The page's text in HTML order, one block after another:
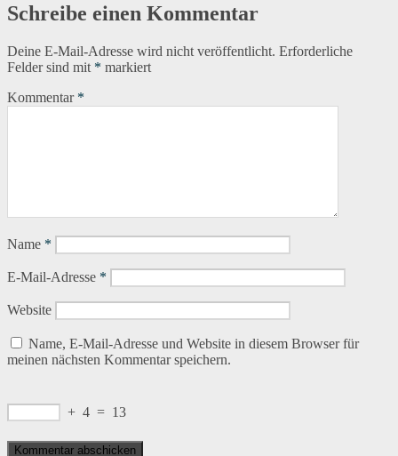
Schreibe einen Kommentar
Deine E-Mail-Adresse wird nicht veröffentlicht. Erforderliche
Felder sind mit * markiert
Kommentar *
Name *
E-Mail-Adresse *
Website
Name, E-Mail-Adresse und Website in diesem Browser für
meinen nächsten Kommentar speichern.
+ 4 = 13